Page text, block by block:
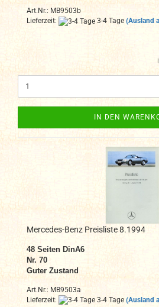
Art.Nr.: MB9503b
Lieferzeit:
3-4 Tage (Ausland
IN DEN
Mercedes-Benz Preisliste 8.1994
48 Seiten DinA6
Nr. 70
Guter Zustand
Art.Nr.: MB9503a
Lieferzeit:
3-4 Tage (Ausland